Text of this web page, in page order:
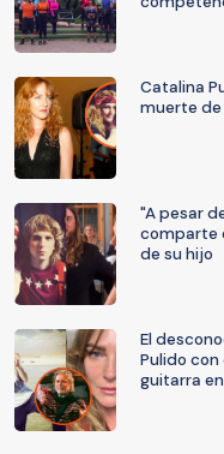
Catalina
muerte de
"A pesar
comparte
de su hijo
El
Pulido
guitarra